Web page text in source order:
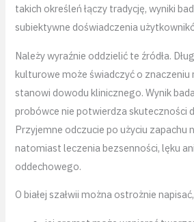
takich określeń łączy tradycję, wyniki
subiektywne doświadczenia
Należy wyraźnie oddzielić te źródła.
kulturowe może świadczyć o znaczeniu
stanowi dowodu klinicznego. Wynik
probówce nie potwierdza skuteczności
Przyjemne odczucie po użyciu zapachu
natomiast leczenia bezsenności, lęku
oddechowego.
O białej szałwii można ostrożnie